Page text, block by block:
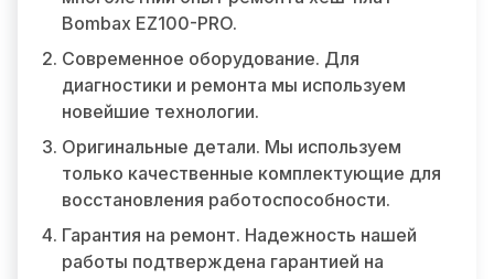
Bombax EZ100-PRO.
Современное оборудование. Для
диагностики и ремонта мы используем
новейшие технологии.
Оригинальные детали. Мы используем
только качественные комплектующие для
восстановления работоспособности.
Гарантия на ремонт. Надежность нашей
работы подтверждена гарантией на